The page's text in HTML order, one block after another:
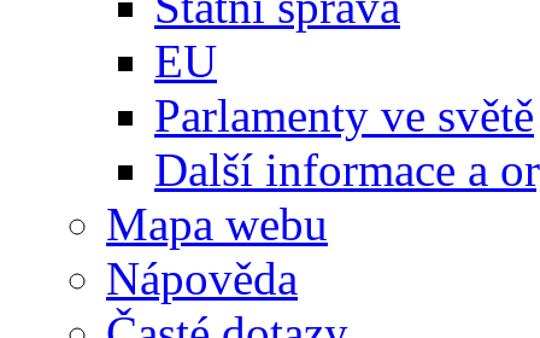
EU
Parlamenty ve světě
Další informace a
Mapa webu
Nápověda